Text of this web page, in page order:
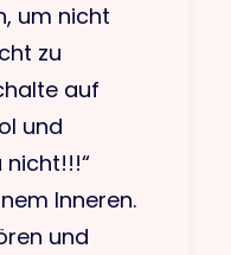
um nicht
zu
auf
und
nicht!!!“
Inneren.
und